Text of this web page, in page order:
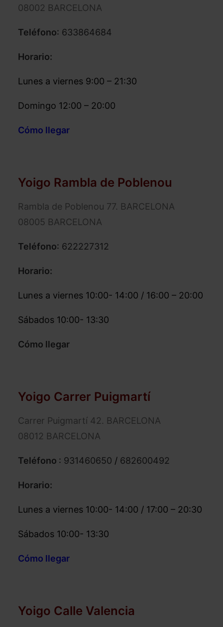
08002 BARCELONA
Teléfono: 633864684
Horario:
Lunes a viernes 9:00 – 21:30
Domingo 12:00 – 20:00
Cómo llegar
Yoigo Rambla de Poblenou
Rambla de Poblenou 77. BARCELONA
08005 BARCELONA
Teléfono: 622227312
Horario:
Lunes a viernes 10:00- 14:00 / 16:00 – 20:00
Sábados 10:00- 13:30
Cómo llegar
Yoigo Carrer Puigmartí
Carrer Puigmartí 42. BARCELONA
08012 BARCELONA
Teléfono : 931460650 / 682600492
Horario:
Lunes a viernes 10:00- 14:00 / 17:00 – 20:30
Sábados 10:00- 13:30
Cómo llegar
Yoigo Calle Valencia